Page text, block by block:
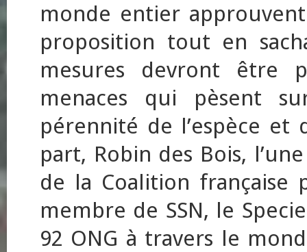
monde entier
proposition tout en
mesures devront être
menaces qui pèsent
pérennité de l’espèce et
part, Robin des Bois,
de la Coalition française
membre de SSN, le
92 ONG à travers le